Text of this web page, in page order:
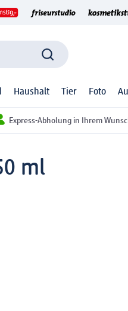
Haushalt Tier Foto
Express-Abholung in Ihrem
ml